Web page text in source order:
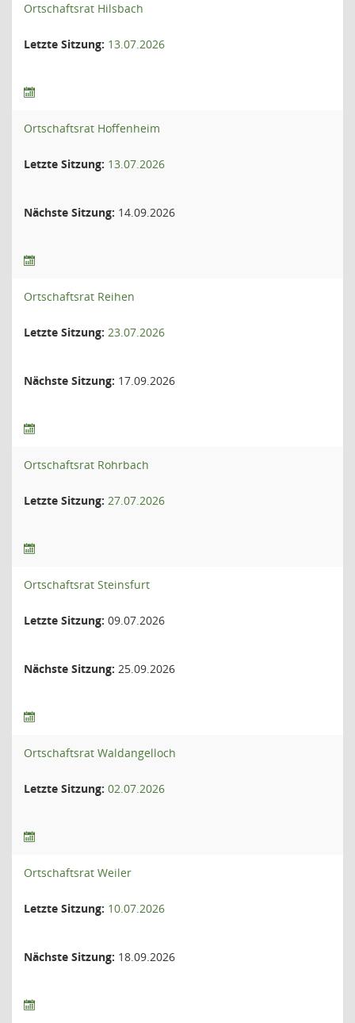
Ortschaftsrat Hilsbach
Letzte Sitzung: 13.07.2026
Ortschaftsrat Hoffenheim
Letzte Sitzung: 13.07.2026
Nächste Sitzung: 14.09.2026
Ortschaftsrat Reihen
Letzte Sitzung: 23.07.2026
Nächste Sitzung: 17.09.2026
Ortschaftsrat Rohrbach
Letzte Sitzung: 27.07.2026
Ortschaftsrat Steinsfurt
Letzte Sitzung: 09.07.2026
Nächste Sitzung: 25.09.2026
Ortschaftsrat Waldangelloch
Letzte Sitzung: 02.07.2026
Ortschaftsrat Weiler
Letzte Sitzung: 10.07.2026
Nächste Sitzung: 18.09.2026